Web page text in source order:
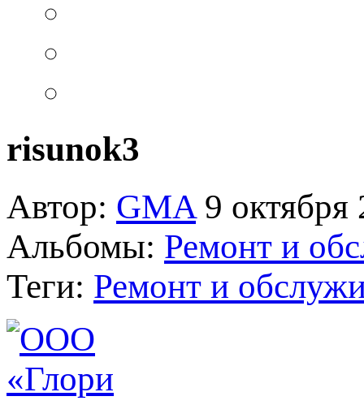
risunok3
Автор: GMA9 октября
Альбомы: Ремонт и
Теги: Ремонт и